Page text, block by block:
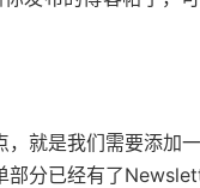
，就是我们需要添加
部分已经有了